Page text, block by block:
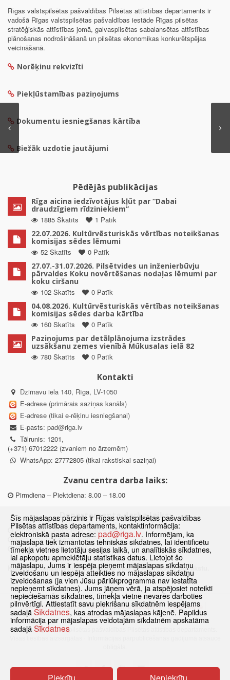
Rīgas valstspilsētas pašvaldības Pilsētas attīstības departaments ir
vadošā Rīgas valstspilsētas pašvaldības iestāde Rīgas pilsētas
stratēģiskās attīstības jomā, galvaspilsētas sabalansētas attīstības
plānošanas nodrošināšanā un pilsētas ekonomikas konkurētspējas
veicināšanā.
Norēķinu rekvizīti
Piekļūstamības paziņojums
Dokumentu iesniegšanas kārtība
Biežāk uzdotie jautājumi
Pēdējās publikācijas
Rīga aicina iedzīvotājus kļūt par “Dabai
draudzīgiem rīdziniekiem”
1885 Skatīts
1 Patīk
22.07.2026. Kultūrvēsturiskās vērtības noteikšanas
komisijas sēdes lēmumi
52 Skatīts
0 Patīk
27.07.-31.07.2026. Pilsētvides un inženierbūvju
pārvaldes Koku novērtēšanas nodaļas lēmumi par
koku ciršanu
102 Skatīts
0 Patīk
04.08.2026. Kultūrvēsturiskās vērtības noteikšanas
komisijas sēdes darba kārtība
160 Skatīts
0 Patīk
Paziņojums par detālplānojuma izstrādes
uzsākšanu zemes vienībā Mūkusalas ielā 82
780 Skatīts
0 Patīk
Kontakti
Dzirnavu iela 140, Rīga, LV-1050
E-adrese (primārais saziņas kanāls)
E-adrese (tikai e-rēķinu iesniegšanai)
E-pasts: pad@riga.lv
Tālrunis: 1201,
(+371) 67012222 (zvaniem no ārzemēm)
WhatsApp: 27772805 (tikai rakstiskai saziņai)
Zvanu centra darba laiks:
Pirmdiena – Piektdiena: 8.00 – 18.00
Departamenta darba laiks:
Pirmdiena, Ceturtdiena: 8.30 – 18.00
Otrdiena, Trešdiena: 8.30 – 17.00
Piektdiena: 8.30 – 15.00
Klātienes konsultācijas pieejamas tikai ar iepriekšēju pierakstu.
Sākums Jaunumi Biežāk uzdotie jautājumi
Lapas karte
Sīkdatnes
Kontakti
© 2021 Rīgas valstspilsētas pašvaldības Pilsētas attīstības departaments.
Šīs mājaslapas pārzinis ir Rīgas valstspilsētas pašvaldības
Pilsētas attīstības departaments, kontaktinformācija:
elektroniskā pasta adrese: pad@riga.lv. Informējam, ka
mājaslapā tiek izmantotas tehniskās sīkdatnes, lai identificētu
tīmekļa vietnes lietotāju sesijas laikā, un analītiskās sīkdatnes,
lai apkopotu apmeklētāju statistikas datus. Lietojot šo
mājaslapu, Jums ir iespēja pieņemt mājaslapas sīkdatņu
izveidošanu un iespēja atteikties no mājaslapas sīkdatņu
izveidošanas (ja vien Jūsu pārlūkprogramma nav iestatīta
nepieņemt sīkdatnes). Jums jāņem vērā, ja atspējosiet noteikti
nepieciešamās sīkdatnes, tīmekļa vietne nevarēs darboties
pilnvērtīgi. Attiestatīt savu piekrišanu sīkdatnēm iespējams
sadaļā Sīkdatnes, kas atrodas mājaslapas kājenē. Papildus
informācija par mājaslapas veidotajām sīkdatnēm apskatāma
sadaļā Sīkdatnes